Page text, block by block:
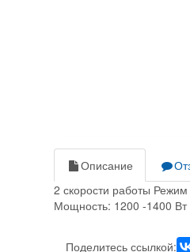
Описание
2 скорости работы
Мощность: 1200 -1400
Поделитесь ссылкой: